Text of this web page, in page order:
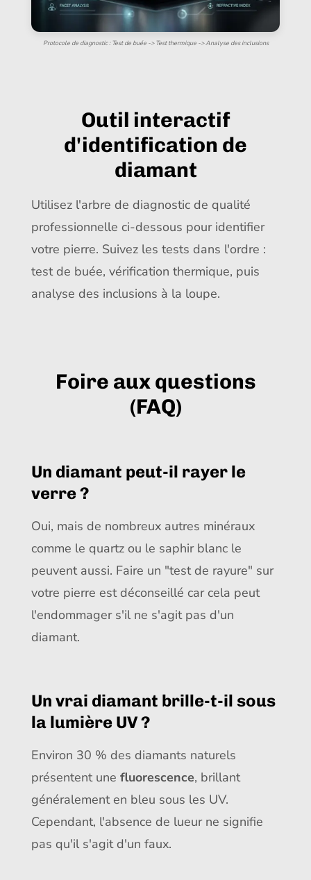
Protocole de diagnostic : Test de buée -> Test thermique -> Analyse des inclusions
Outil interactif
d'identification de
diamant
Utilisez l'arbre de diagnostic de qualité
professionnelle ci-dessous pour identifier
votre pierre. Suivez les tests dans l'ordre :
test de buée, vérification thermique, puis
analyse des inclusions à la loupe.
Foire aux questions
(FAQ)
Un diamant peut-il rayer le
verre ?
Oui, mais de nombreux autres minéraux
comme le quartz ou le saphir blanc le
peuvent aussi. Faire un "test de rayure" sur
votre pierre est déconseillé car cela peut
l'endommager s'il ne s'agit pas d'un
diamant.
Un vrai diamant brille-t-il sous
la lumière UV ?
Environ 30 % des diamants naturels
présentent une fluorescence, brillant
généralement en bleu sous les UV.
Cependant, l'absence de lueur ne signifie
pas qu'il s'agit d'un faux.